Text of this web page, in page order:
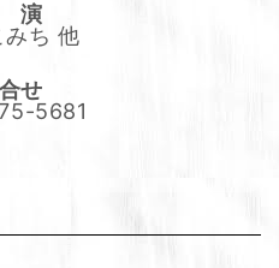
演
みち 他
せ
5681